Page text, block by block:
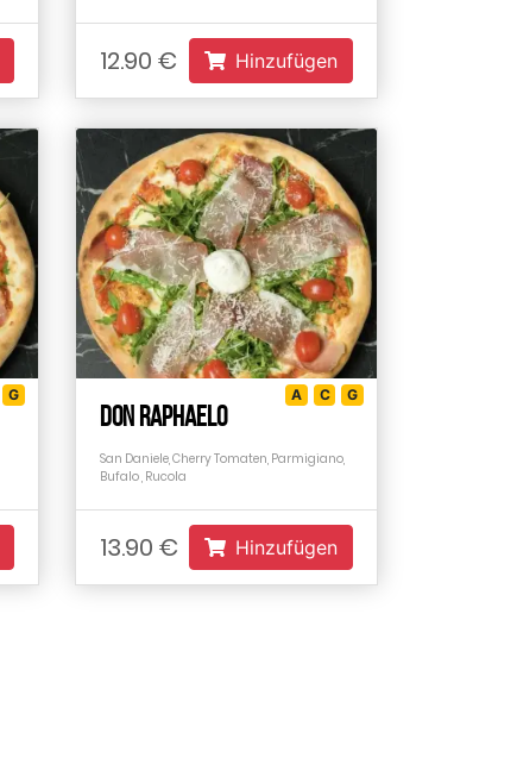
12.90 € Hinzufügen
G
DON RAPHAELO
A C G
San Daniele, Cherry Tomaten, Parmigiano,
Bufalo , Rucola
13.90 € Hinzufügen